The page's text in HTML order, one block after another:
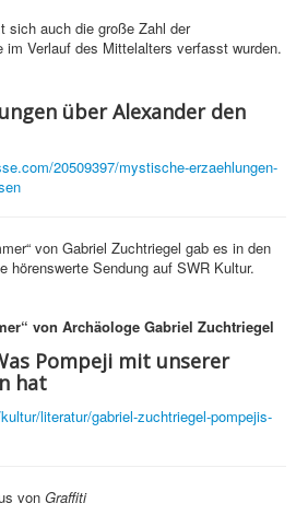
sich auch die große Zahl der
im Verlauf des Mittelalters verfasst wurden.
über Alexander den
20509397/mystische-erzaehlungen-
von Gabriel Zuchtriegel gab es in den
hörenswerte Sendung auf SWR Kultur.
von Archäologe Gabriel Zuchtriegel
Pompeji mit unserer
hat
literatur/gabriel-zuchtriegel-pompejis-
von Graffiti